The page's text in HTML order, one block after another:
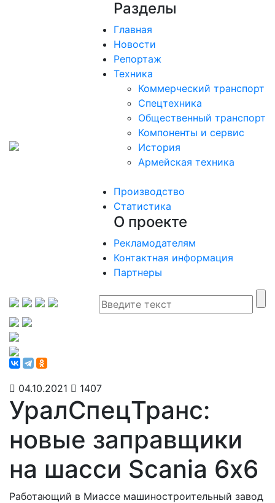
Разделы
Главная
Новости
Репортаж
Техника
Коммерческий транспорт
Спецтехника
Общественный транспорт
Компоненты и сервис
История
Армейская техника
Производство
Статистика
О проекте
Рекламодателям
Контактная информация
Партнеры
04.10.2021 1407
УралСпецТранс:
новые заправщики
на шасси Scania 6х6
Работающий в Миассе машиностроительный завод